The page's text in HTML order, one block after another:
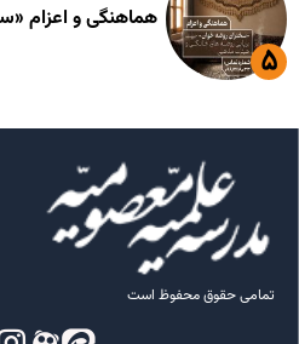
هماهنگی و اعزام
تمامی حقوق محفوظ است